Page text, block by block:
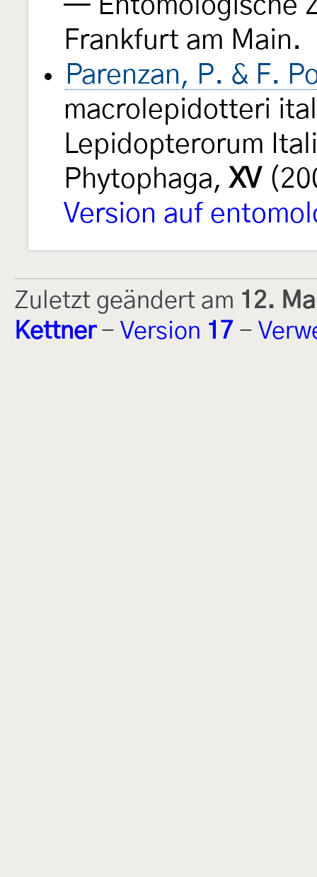
— Entomologische
Frankfurt am Main.
Parenzan, P. & F.
macrolepidotteri
Lepidopterorum
Phytophaga, XV
Version auf
Zuletzt geändert am 12.
Kettner- Version 17 -